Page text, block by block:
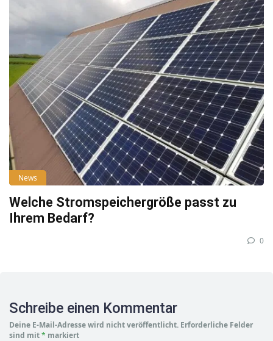
News
Welche Stromspeichergröße passt zu
Ihrem Bedarf?
0
Schreibe einen Kommentar
Deine E-Mail-Adresse wird nicht veröffentlicht. Erforderliche Felder
sind mit* markiert